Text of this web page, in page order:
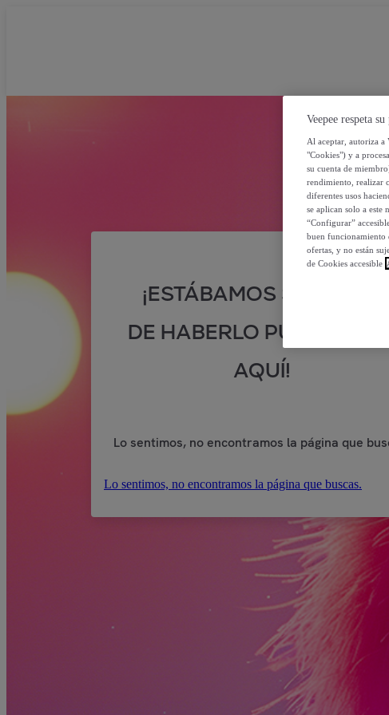
¡ESTÁBAMOS SEGUROS
DE HABERLO PUESTO POR
AQUÍ!
Lo sentimos, no encontramos la página que
Lo sentimos, no encontramos la página que buscas.
Veepee respeta
Al aceptar, autoriza a
"Cookies") y a
su cuenta de
rendimiento, realizar
diferentes usos
se aplican solo a este
“Configurar”
buen funcionamiento
ofertas, y no están
de Cookies accesible